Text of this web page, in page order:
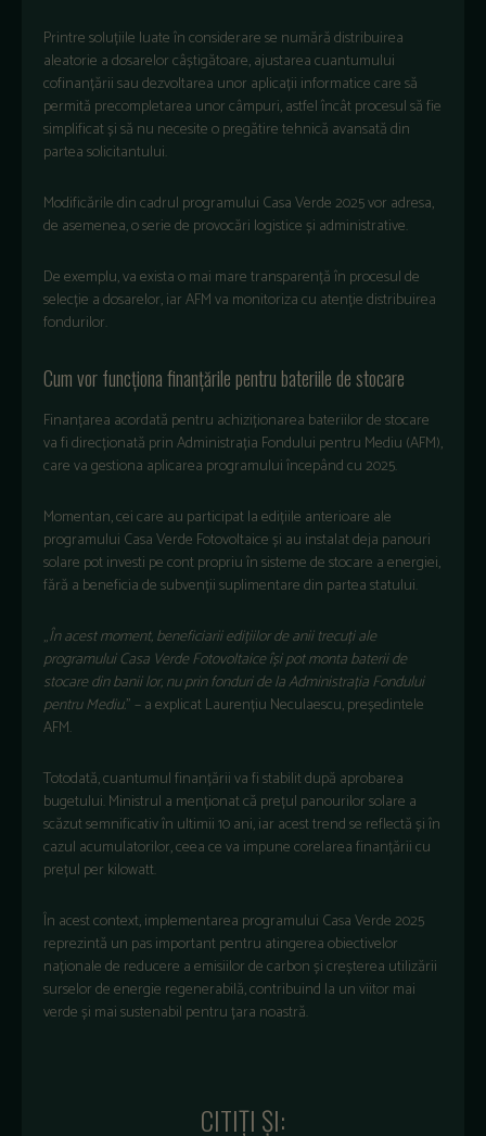
Printre soluțiile luate în considerare se numără distribuirea
aleatorie a dosarelor câștigătoare, ajustarea cuantumului
cofinanțării sau dezvoltarea unor aplicații informatice care să
permită precompletarea unor câmpuri, astfel încât procesul să fie
simplificat și să nu necesite o pregătire tehnică avansată din
partea solicitantului.
Modificările din cadrul programului Casa Verde 2025 vor adresa,
de asemenea, o serie de provocări logistice și administrative.
De exemplu, va exista o mai mare transparență în procesul de
selecție a dosarelor, iar AFM va monitoriza cu atenție distribuirea
fondurilor.
Cum vor funcționa finanțările pentru bateriile de stocare
Finanțarea acordată pentru achiziționarea bateriilor de stocare
va fi direcționată prin Administrația Fondului pentru Mediu (AFM),
care va gestiona aplicarea programului începând cu 2025.
Momentan, cei care au participat la edițiile anterioare ale
programului Casa Verde Fotovoltaice și au instalat deja panouri
solare pot investi pe cont propriu în sisteme de stocare a energiei,
fără a beneficia de subvenții suplimentare din partea statului.
„În acest moment, beneficiarii edițiilor de anii trecuți ale
programului Casa Verde Fotovoltaice își pot monta baterii de
stocare din banii lor, nu prin fonduri de la Administrația Fondului
pentru Mediu.” – a explicat Laurențiu Neculaescu, președintele
AFM.
Totodată, cuantumul finanțării va fi stabilit după aprobarea
bugetului. Ministrul a menționat că prețul panourilor solare a
scăzut semnificativ în ultimii 10 ani, iar acest trend se reflectă și în
cazul acumulatorilor, ceea ce va impune corelarea finanțării cu
prețul per kilowatt.
În acest context, implementarea programului Casa Verde 2025
reprezintă un pas important pentru atingerea obiectivelor
naționale de reducere a emisiilor de carbon și creșterea utilizării
surselor de energie regenerabilă, contribuind la un viitor mai
verde și mai sustenabil pentru țara noastră.
CITIŢI ŞI: